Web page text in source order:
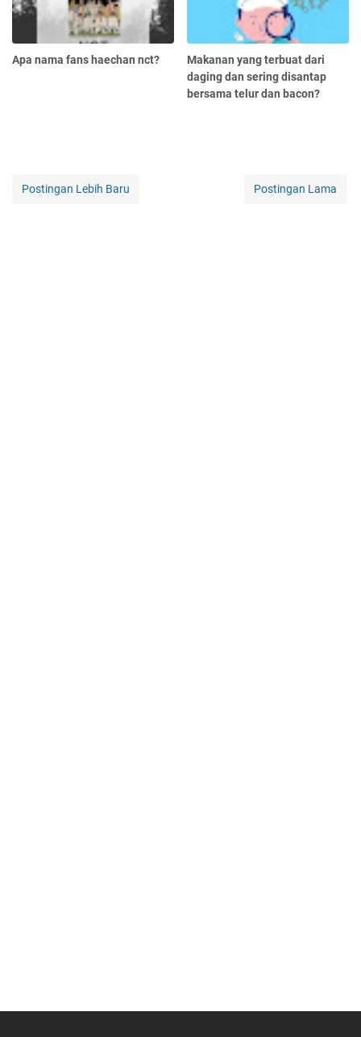
Apa nama fans haechan nct?
Makanan yang terbuat dari
daging dan sering disantap
bersama telur dan bacon?
Postingan Lebih Baru Postingan Lama